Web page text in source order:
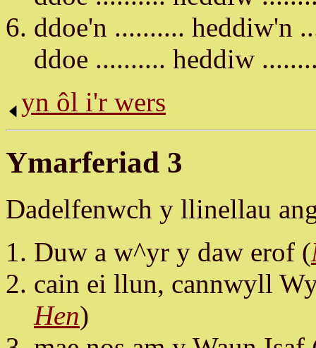
ddoe'n .......... heddiw'n
ddoe .......... heddiw
yn ôl i'r wers
Ymarferiad 3
Dadelfenwch y llinellau
Duw a w^yr y daw erof (
cain ei llun, cannwyll
Hen)